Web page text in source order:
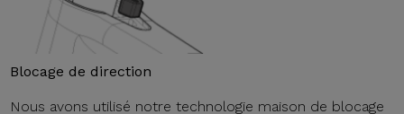
Blocage de direction
Nous avons utilisé notre technologie maison de blocage